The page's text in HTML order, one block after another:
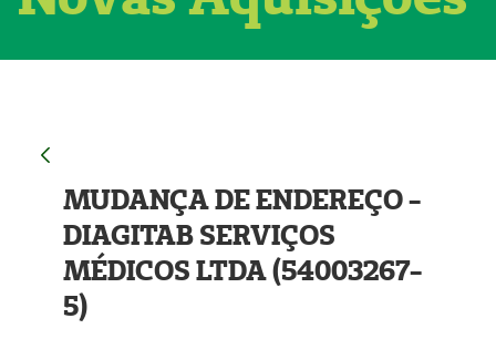
MUDANÇA DE ENDEREÇO -
DIAGITAB SERVIÇOS
MÉDICOS LTDA (54003267-
5)